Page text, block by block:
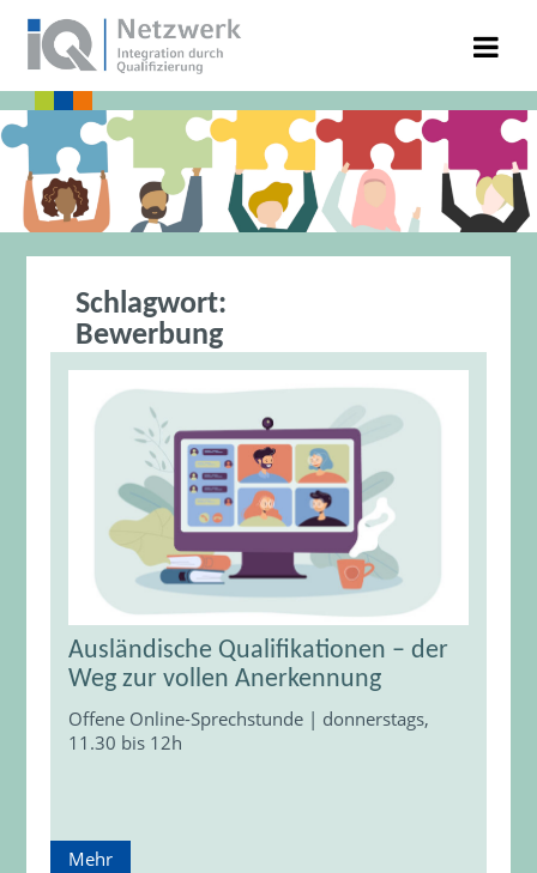
Schlagwort:
Bewerbung
Ausländische Qualifikationen – der
Weg zur vollen Anerkennung
Offene Online-Sprechstunde | donnerstags,
11.30 bis 12h
Mehr